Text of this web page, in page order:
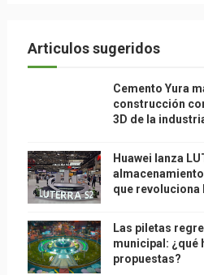
Articulos sugeridos
Cemento Yura
construcción
3D de la
Huawei lanza
que revoluciona
Las piletas
municipal: ¿qué
propuestas?